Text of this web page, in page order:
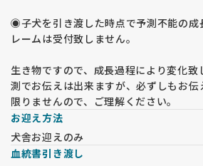
◉子犬を引き渡した時点で予測不能の成
レームは受付致しません。
生き物ですので、成長過程により変化致
測でお伝えは出来ますが、必ずしもお
限りませんので、ご理解ください。
お迎え方法
犬舎お迎えのみ
血統書引き渡し